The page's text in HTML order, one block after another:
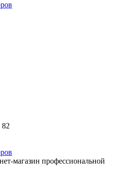
магазин профессиональной